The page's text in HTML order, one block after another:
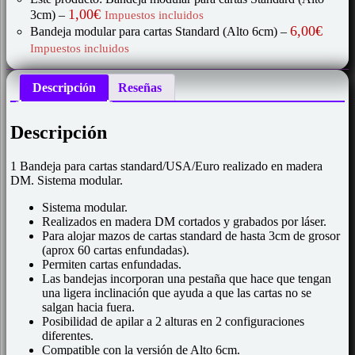
3cm) – 1,00€ Impuestos incluidos
Bandeja modular para cartas Standard (Alto 6cm) – 6,00€
Impuestos incluidos
Descripción Reseñas
Descripción
1 Bandeja para cartas standard/USA/Euro realizado en madera
DM. Sistema modular.
Sistema modular.
Realizados en madera DM cortados y grabados por láser.
Para alojar mazos de cartas standard de hasta 3cm de grosor
(aprox 60 cartas enfundadas).
Permiten cartas enfundadas.
Las bandejas incorporan una pestaña que hace que tengan
una ligera inclinación que ayuda a que las cartas no se
salgan hacia fuera.
Posibilidad de apilar a 2 alturas en 2 configuraciones
diferentes.
Compatible con la versión de Alto 6cm.